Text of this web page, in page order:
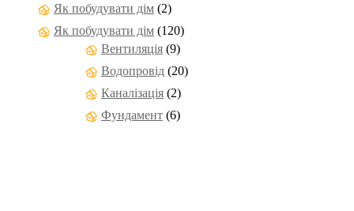
Як побудувати дім (2)
Як побудувати дім (120)
Вентиляція (9)
Водопровід (20)
Каналізація (2)
Фундамент (6)